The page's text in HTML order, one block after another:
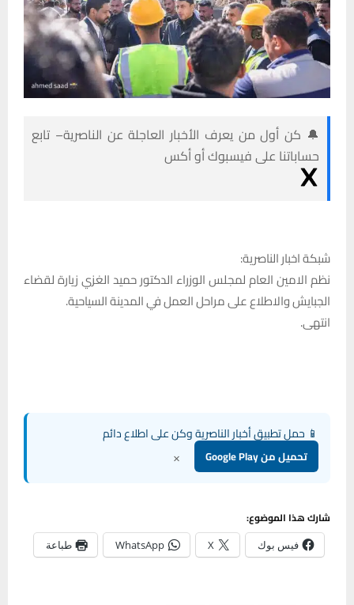
🔔 كن أول من يعرف الأخبار العاجلة عن الناصرية– تابع
حساباتنا على فيسبوك أو أكس
شبكة اخبار الناصرية:
نظم الامين العام لمجلس الوزراء الدكتور حميد الغزي زيارة لقضاء
الجبايش والاطلاع على مراحل العمل في المدينة السياحية.
انتهى.
📱 حمل تطبيق أخبار الناصرية وكن على اطلاع دائم
تحميل من Google Play ×
شارك هذا الموضوع:
فيس بوك X
WhatsApp طباعة